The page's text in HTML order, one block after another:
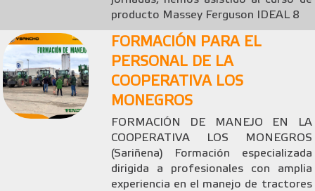
producto Massey Ferguson IDEAL 8
FORMACIÓN PARA EL
PERSONAL DE LA
COOPERATIVA LOS
MONEGROS
FORMACIÓN DE MANEJO EN LA
COOPERATIVA LOS MONEGROS
(Sariñena) Formación especializada
dirigida a profesionales con amplia
experiencia en el manejo de tractores